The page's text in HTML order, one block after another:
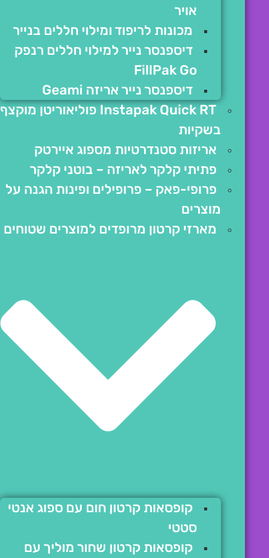
אויר
מכונות לריפוד ומילוי חללים בנייר
דיספנסר נייר למילוי חללים רנפק
FillPak Go
דיספנסר נייר אריזה Geami
Instapak Quick RT פוליאוריטן מוקצף
בשקיות
אריזות סטנדרטיות מספוג איירטק
פתיתי קלקר לאריזה – בוטני קלקר
פרופי-פאק – פרופילים ופינות הגנה על
מוצרים
מארזי קרטון מרופדים למוצרים שטוחים
קופסאות קרטון חום עם ספוג אנטי
סטטי
קופסאות קרטון שחור מוליך עם